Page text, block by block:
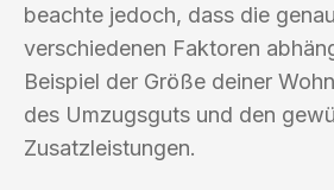
beachte jedoch, dass die
verschiedenen Faktoren
Beispiel der Größe deiner
des Umzugsguts und den
Zusatzleistungen.